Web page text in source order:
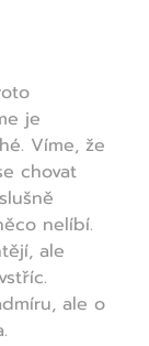
je
Víme, že
chovat
nelíbí.
ale
ale o